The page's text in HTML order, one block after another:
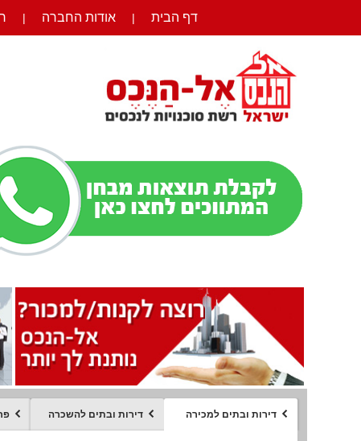
דף הבית | אודות החברה |
דירות ובתים למכירה דירות ובתים להשכרה